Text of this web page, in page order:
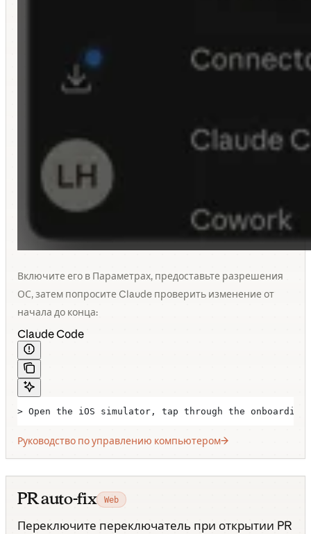
Включите его в Параметрах, предоставьте разрешения
ОС, затем попросите Claude проверить изменение от
начала до конца:
Claude Code
> Open the iOS simulator, tap through the
Руководство по управлению компьютером
PR auto-fix Web
Переключите переключатель при открытии PR